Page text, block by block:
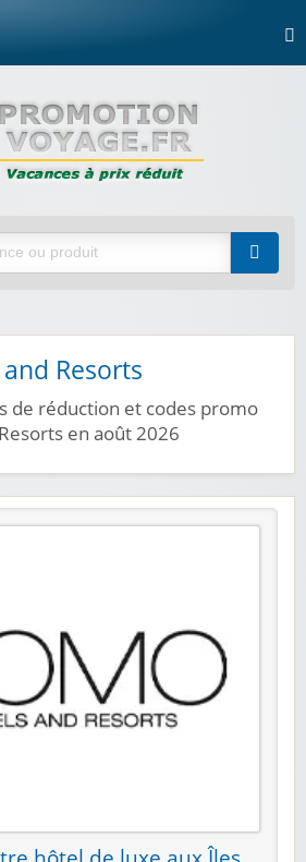
Resorts
de réduction et codes promo
en août 2026